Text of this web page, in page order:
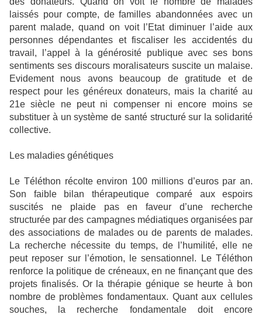
laissés pour compte, de familles abandonnées avec un
parent malade, quand on voit l’Etat diminuer l’aide aux
personnes dépendantes et fiscaliser les accidentés du
travail, l’appel à la générosité publique avec ses bons
sentiments ses discours moralisateurs suscite un malaise.
Evidement nous avons beaucoup de gratitude et de
respect pour les généreux donateurs, mais la charité au
21e siècle ne peut ni compenser ni encore moins se
substituer à un système de santé structuré sur la solidarité
collective.
Les maladies génétiques
Le Téléthon récolte environ 100 millions d’euros par an.
Son faible bilan thérapeutique comparé aux espoirs
suscités ne plaide pas en faveur d’une recherche
structurée par des campagnes médiatiques organisées par
des associations de malades ou de parents de malades.
La recherche nécessite du temps, de l’humilité, elle ne
peut reposer sur l’émotion, le sensationnel. Le Téléthon
renforce la politique de créneaux, en ne finançant que des
projets finalisés. Or la thérapie génique se heurte à bon
nombre de problèmes fondamentaux. Quant aux cellules
souches, la recherche fondamentale doit encore